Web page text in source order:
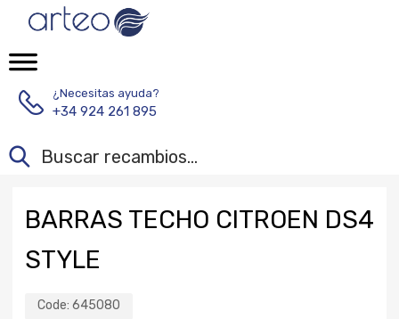
¿Necesitas ayuda?
+34 924 261 895
BARRAS TECHO CITROEN DS4
STYLE
Code: 645080